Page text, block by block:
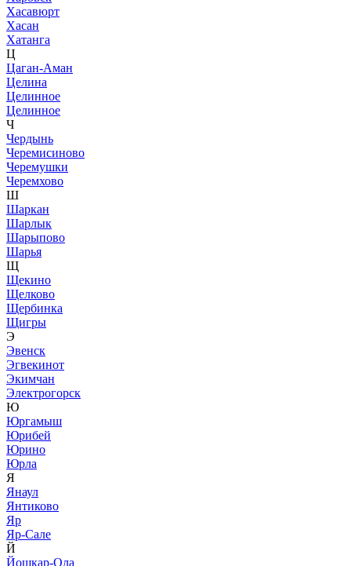
Хасавюрт
Хасан
Хатанга
Ц
Цаган-Аман
Целина
Целинное
Целинное
Ч
Чердынь
Черемисиново
Черемушки
Черемхово
Ш
Шаркан
Шарлык
Шарыпово
Шарья
Щ
Щекино
Щелково
Щербинка
Щигры
Э
Эвенск
Эгвекинот
Экимчан
Электрогорск
Ю
Юргамыш
Юрибей
Юрино
Юрла
Я
Янаул
Янтиково
Яр
Яр-Сале
Й
Йошкар-Ола